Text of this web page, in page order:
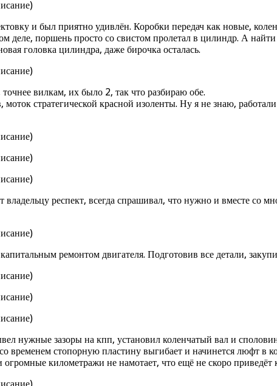
и был приятно удивлён. Коробки передач как новые,
деле, поршень просто со свистом пролетал в цилиндр. А
головка цилиндра, даже бирочка осталась.
вилкам, их было 2, так что разбираю обе.
стратегической красной изоленты. Ну я не знаю, работали
респект, всегда спрашивал, что нужно и вместе со
ремонтом двигателя. Подготовив все детали,
нужные зазоры на кпп, установил коленчатый вал и
стопорную пластину выгибает и начинется люфт в
километражи не намотает, что ещё не скоро приведёт